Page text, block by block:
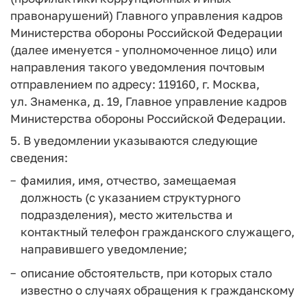
правонарушений) Главного управления кадров
Министерства обороны Российской Федерации
(далее именуется - уполномоченное лицо) или
направления такого уведомления почтовым
отправлением по адресу: 119160, г. Москва,
ул. Знаменка, д. 19, Главное управление кадров
Министерства обороны Российской Федерации.
5. В уведомлении указываются следующие
сведения:
фамилия, имя, отчество, замещаемая
должность (с указанием структурного
подразделения), место жительства и
контактный телефон гражданского служащего,
направившего уведомление;
описание обстоятельств, при которых стало
известно о случаях обращения к гражданскому